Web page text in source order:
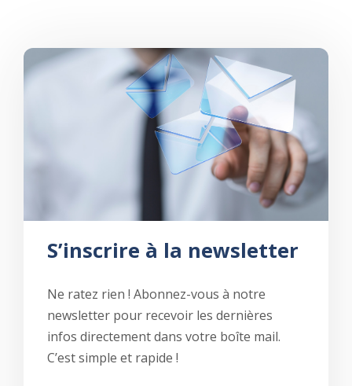
S’inscrire à la newsletter
Ne ratez rien ! Abonnez-vous à notre
newsletter pour recevoir les dernières
infos directement dans votre boîte mail.
C’est simple et rapide !